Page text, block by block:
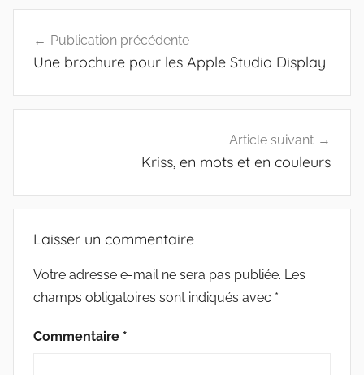
de
Publication précédente
Une brochure pour les Apple Studio Display
Article suivant
Kriss, en mots et en couleurs
Laisser un commentaire
Votre adresse e-mail ne sera pas publiée. Les
champs obligatoires sont indiqués avec *
Commentaire *